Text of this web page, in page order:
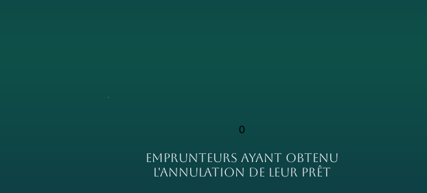
0
EMPRUNTEURS AYANT OBTENU
L'ANNULATION DE LEUR PRÊT